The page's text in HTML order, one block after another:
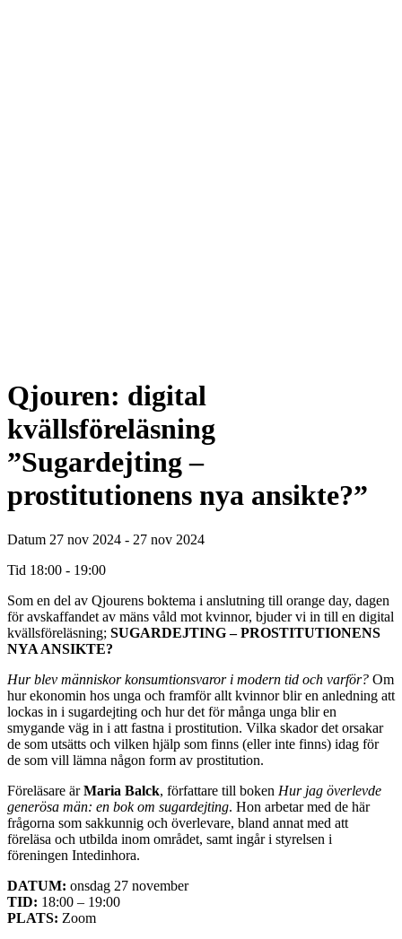
Qjouren: digital
kvällsföreläsning
”Sugardejting –
prostitutionens nya ansikte?”
Datum 27 nov 2024 - 27 nov 2024
Tid 18:00 - 19:00
Som en del av Qjourens boktema i anslutning till orange day, dagen
för avskaffandet av mäns våld mot kvinnor, bjuder vi in till en digital
kvällsföreläsning; SUGARDEJTING – PROSTITUTIONENS
NYA ANSIKTE?
Hur blev människor konsumtionsvaror i modern tid och varför? Om
hur ekonomin hos unga och framför allt kvinnor blir en anledning att
lockas in i sugardejting och hur det för många unga blir en
smygande väg in i att fastna i prostitution. Vilka skador det orsakar
de som utsätts och vilken hjälp som finns (eller inte finns) idag för
de som vill lämna någon form av prostitution.
Föreläsare ärMaria Balck, författare till boken Hur jag överlevde
generösa män: en bok om sugardejting. Hon arbetar med de här
frågorna som sakkunnig och överlevare, bland annat med att
föreläsa och utbilda inom området, samt ingår i styrelsen i
föreningen Intedinhora.
DATUM: onsdag 27 november
TID: 18:00 – 19:00
PLATS: Zoom